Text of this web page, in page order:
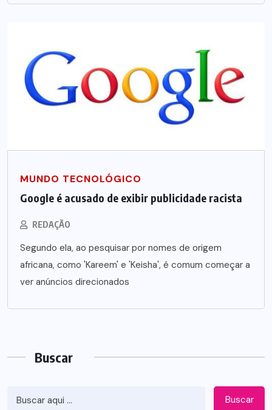
MUNDO TECNOLÓGICO
Google é acusado de exibir publicidade racista
REDAÇÃO
Segundo ela, ao pesquisar por nomes de origem
africana, como 'Kareem' e 'Keisha', é comum começar a
ver anúncios direcionados
Buscar
Buscar